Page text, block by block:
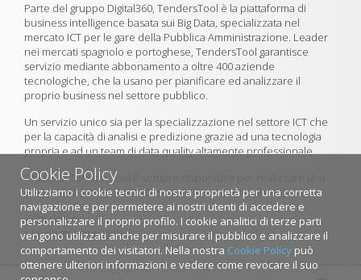
Cookie Policy
Utilizziamo i cookie tecnici di nostra proprietà per una corretta
navigazione e per permetere ai nostri utenti di accedere e
personalizzare il proprio profilo. I cookie analitici di terze parti
vengono utilizzati anche per misurare il pubblico e analizzare il
comportamento dei visitatori. Nella nostra Cookie Policy può
ottenere ulteriori informazioni e vedere come revocare il suo
Parte del gruppo Digital360, TendersTool è la piattaforma di
business intelligence basata sui Big Data, specializzata nel
mercato ICT per le gare della Pubblica Amministrazione. Leader
nei mercati spagnolo e portoghese, TendersTool garantisce
servizio mediante abbonamento a oltre 400 aziende
tecnologiche, che la usano per pianificare ed analizzare il
proprio business nel settore pubblico.
Un servizio unico sia per la specializzazione nel settore ICT che
per la capacità di analisi e predizione grazie ad una tecnologia
propria e ad un team di data quality altamente professionale.
Il team di TendersTool è sempre disponibile per realizzare una
demo della piattaforma utilizzando il formulario di contatto.
»Chi siamo
»La nostra metodologia